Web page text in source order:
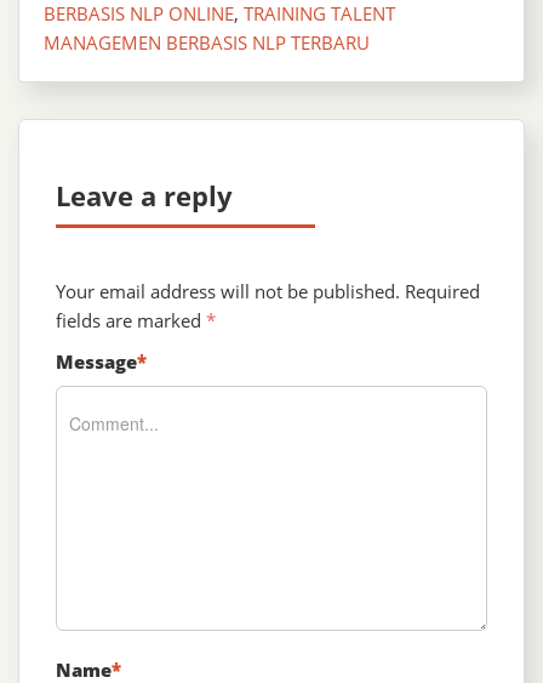
BERBASIS NLP ONLINE, TRAINING TALENT
MANAGEMEN BERBASIS NLP TERBARU
Leave a reply
Your email address will not be published. Required
fields are marked *
Message*
Name*